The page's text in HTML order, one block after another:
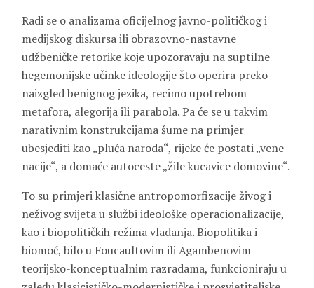
Radi se o analizama oficijelnog javno-političkog i
medijskog diskursa ili obrazovno-nastavne
udžbeničke retorike koje upozoravaju na suptilne
hegemonijske učinke ideologije što operira preko
naizgled benignog jezika, recimo upotrebom
metafora, alegorija ili parabola. Pa će se u takvim
narativnim konstrukcijama šume na primjer
ubesjediti kao „pluća naroda“, rijeke će postati „vene
nacije“, a domaće autoceste „žile kucavice domovine“.
To su primjeri klasične antropomorfizacije živog i
neživog svijeta u službi ideološke operacionalizacije,
kao i biopolitičkih režima vladanja. Biopolitika i
biomoć, bilo u Foucaultovim ili Agambenovim
teorijsko-konceptualnim razradama, funkcioniraju u